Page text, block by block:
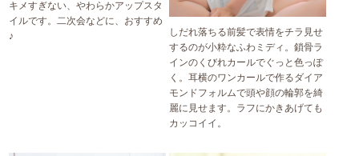
キメすぎない、やわらかアップスタ
イルです。二次会などに、おすすめ
♪
しだれ落ちる前髪で表情をチラ見せ
するのが小粋なふわミディ。鎖骨ラ
インのくびれカールでぐっと色っぽ
く。耳横のワンカールで作るダイア
モンドフォルムで頭や顔の輪郭を綺
麗に見せます。ラフにかきあげても
カッコイイ。